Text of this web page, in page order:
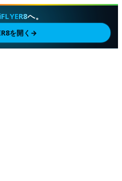
iFLYER8へ。
を開く →